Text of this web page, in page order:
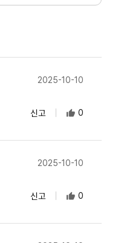
2025-10-10
신고 0
2025-10-10
신고 0